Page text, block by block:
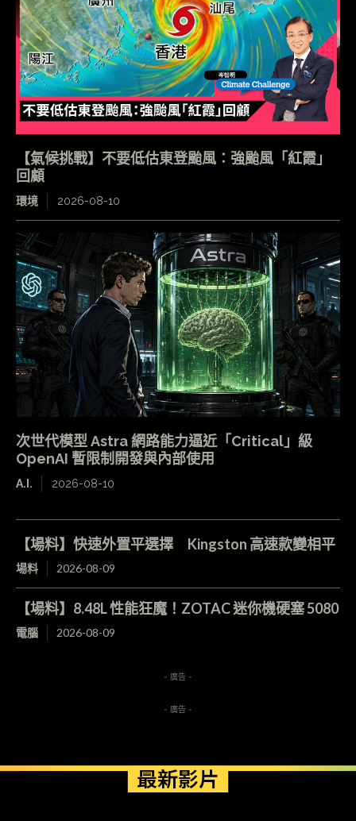
【氣候挑戰】不要低估東登颱風：強颱風「紅霞」
回顧
環境 2026-08-10
次世代模型 Astra 網路能力逼近「Critical」級
OpenAI 暫限制開發與內部使用
A.I. 2026-08-10
【場料】快速外置平選擇 Kingston 高速款變相平
場料 2026-08-09
【場料】8.48L 性能狂魔！ZOTAC 迷你機硬塞 5080
電腦 2026-08-09
- 廣告 -
- 廣告 -
最新影片